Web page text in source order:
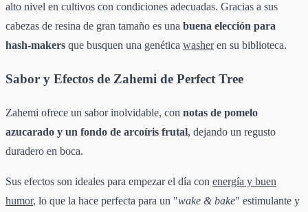
alto nivel en cultivos con condiciones adecuadas. Gracias a sus
cabezas de resina de gran tamaño es una buena elección para
hash-makers que busquen una genética washeren su biblioteca.
Sabor y Efectos de Zahemi de Perfect Tree
Zahemi ofrece un sabor inolvidable, con notas de pomelo
azucarado y un fondo de arcoíris frutal, dejando un regusto
duradero en boca.
Sus efectos son ideales para empezar el día con energía y buen
humor, lo que la hace perfecta para un "wake & bake" estimulante y